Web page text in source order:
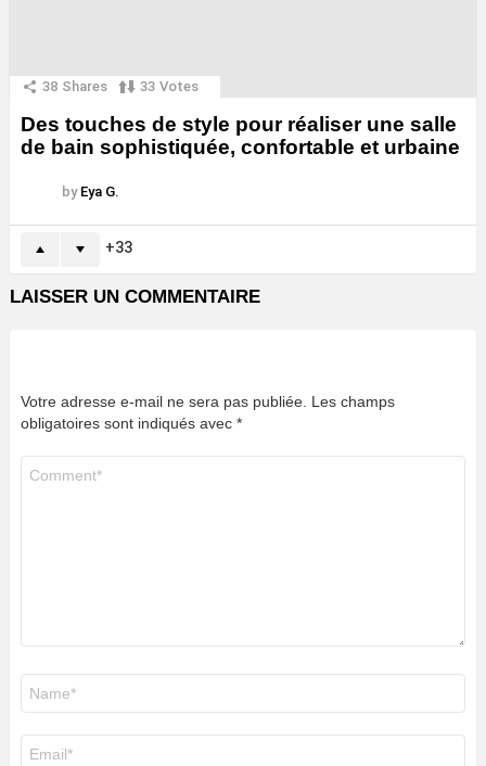
38 Shares 33 Votes
Des touches de style pour réaliser une salle
de bain sophistiquée, confortable et urbaine
by Eya G.
33
LAISSER UN COMMENTAIRE
Votre adresse e-mail ne sera pas publiée. Les champs
obligatoires sont indiqués avec *
mail